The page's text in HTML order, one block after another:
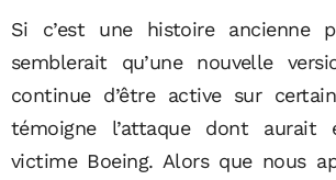
Si c’est une histoire ancienne
semblerait qu’une nouvelle
continue d’être active sur
témoigne l’attaque dont aurait
victime Boeing. Alors que nous